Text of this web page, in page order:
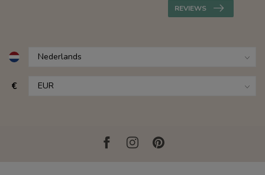
REVIEWS
€